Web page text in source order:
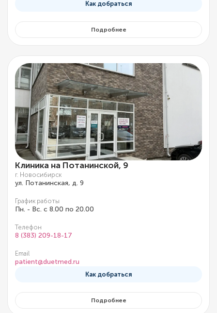
Как добраться
Подробнее
Клиника на Потанинской, 9
г. Новосибирск
ул. Потанинская, д. 9
График работы
Пн. - Вс. с 8.00 по 20.00
Телефон
8 (383) 209-18-17
Email
patient@duetmed.ru
Как добраться
Подробнее